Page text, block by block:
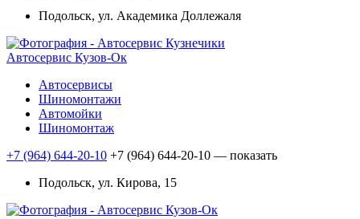
Подольск, ул. Академика Доллежаля
Автосервис Кузов-Ок
Автосервисы
Шиномонтажи
Автомойки
Шиномонтаж
+7 (964) 644-20-10 +7 (964) 644-20-10 — показать
Подольск, ул. Кирова, 15